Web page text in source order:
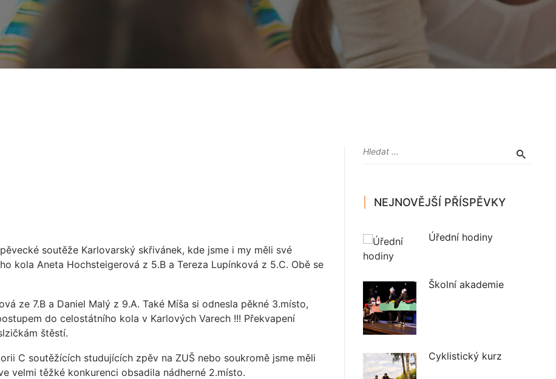
soutěže Karlovarský skřivánek, kde jsme i my měli své
kola Aneta Hochsteigerová z 5.B a Tereza Lupínková z 5.C. Obě se
ze 7.B a Daniel Malý z 9.A. Také Míša si odnesla pěkné 3.místo,
do celostátního kola v Karlových Varech !!! Překvapení
štěstí.
C soutěžících studujících zpěv na ZUŠ nebo soukromě jsme měli
velmi těžké konkurenci obsadila nádherné 2.místo.
NEJNOVĚJŠÍ PŘÍSPĚVKY
Úřední hodiny
Školní akademie
Cyklistický kurz